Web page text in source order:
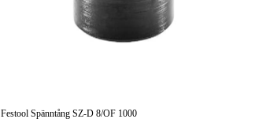
Festool Spänntång SZ-D 8/OF 1000